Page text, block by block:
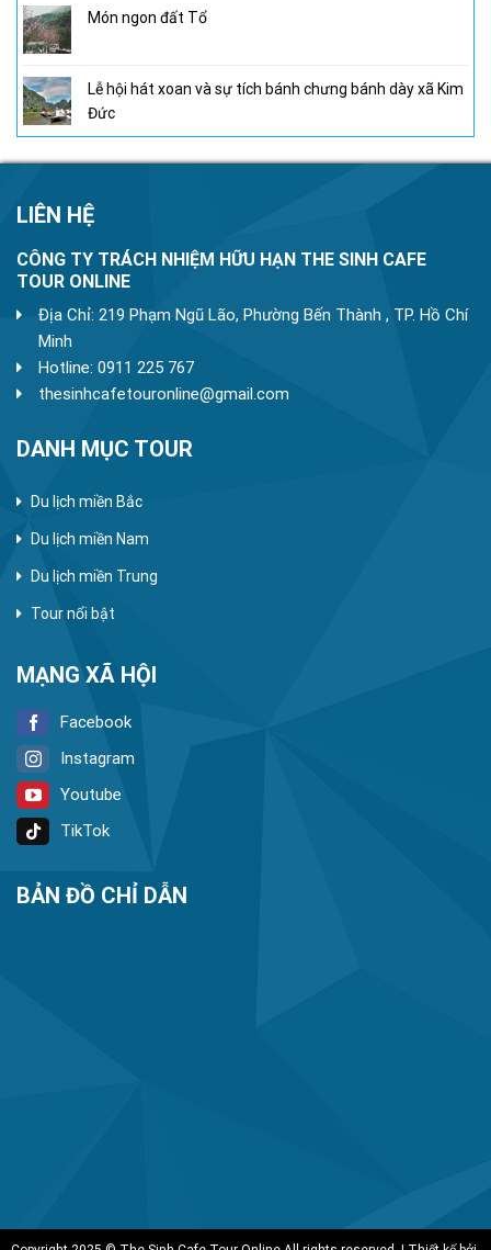
Món ngon đất Tổ
Lễ hội hát xoan và sự tích bánh chưng bánh dày xã Kim
Đức
LIÊN HỆ
CÔNG TY TRÁCH NHIỆM HỮU HẠN THE SINH CAFE
TOUR ONLINE
Địa Chỉ: 219 Phạm Ngũ Lão, Phường Bến Thành , TP. Hồ Chí
Minh
Hotline: 0911 225 767
thesinhcafetouronline@gmail.com
DANH MỤC TOUR
Du lịch miền Bắc
Du lịch miền Nam
Du lịch miền Trung
Tour nổi bật
MẠNG XÃ HỘI
Facebook
Instagram
Youtube
TikTok
BẢN ĐỒ CHỈ DẪN